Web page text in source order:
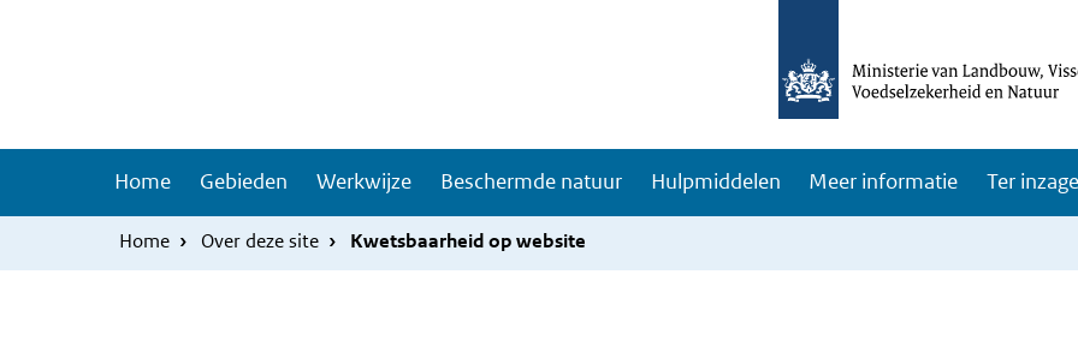
Hoofdnavigatie
Home Gebieden Werkwijze Beschermde natuur Hulpmiddelen Meer informatie Ter inzage
Home Over deze site Kwetsbaarheid op website